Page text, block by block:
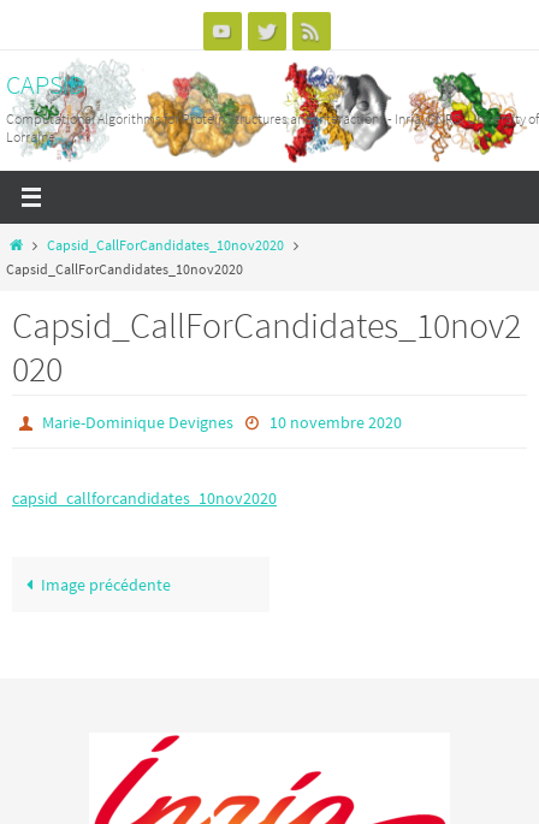
le
contenu
CAPSID
Computational Algorithms for Protein Structures and Interactions - Inria, CNRS, University of
Lorraine
HomeCapsid_CallForCandidates_10nov2020
Capsid_CallForCandidates_10nov2020
Capsid_CallForCandidates_10nov2
020
Marie-Dominique Devignes 10 novembre 2020
capsid_callforcandidates_10nov2020
Image précédente